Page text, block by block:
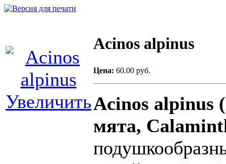
Увеличить
Acinos alpinus
Цена: 60.00 руб.
Acinos alpinus
мята,